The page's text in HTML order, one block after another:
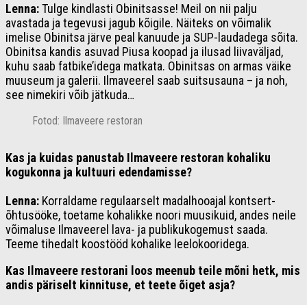
Lenna:Tulge kindlasti Obinitsasse! Meil on nii palju
avastada ja tegevusi jagub kõigile. Näiteks on võimalik
imelise Obinitsa järve peal kanuude ja SUP-laudadega sõita.
Obinitsa kandis asuvad Piusa koopad ja ilusad liivaväljad,
kuhu saab fatbike’idega matkata. Obinitsas on armas väike
muuseum ja galerii. Ilmaveerel saab suitsusauna – ja noh,
see nimekiri võib jätkuda…
Fotod: Ilmaveere restoran
Kas ja kuidas panustab Ilmaveere restoran kohaliku
kogukonna ja kultuuri edendamisse?
Lenna: Korraldame regulaarselt madalhooajal kontsert-
õhtusööke, toetame kohalikke noori muusikuid, andes neile
võimaluse Ilmaveerel lava- ja publikukogemust saada.
Teeme tihedalt koostööd kohalike leelokooridega.
Kas Ilmaveere restorani loos meenub teile mõni hetk, mis
andis päriselt kinnituse, et teete õiget asja?